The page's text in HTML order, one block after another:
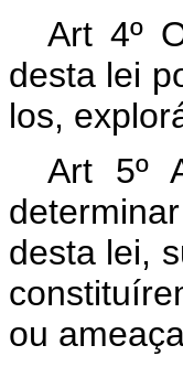
Art 4º
desta lei
los,
Art 5º
desta lei,
ou